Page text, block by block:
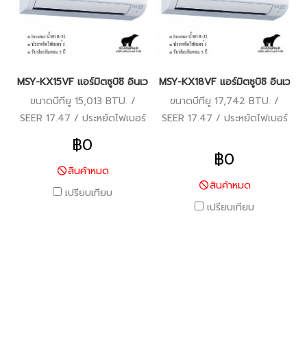
MSY-KX15VF แอร์มิตซูบิชิ อินเวอร์เตอร์ น้ำยา R-32 (MITSUBISHI
ขนาดบีทียู 15,013 BTU. /
SEER 17.47 / ประหยัดไฟเบอร์
5 / รับประกันคอมเพรสเซอร์ 5
ปี / แผงคอยล์เย็นและแผง
คอยล์ร้อน 3 ปี / อะไหล่อื่นๆ 1
ปี / ราคารวมติดตั้งแล้ว*
฿0
สินค้าหมด
เปรียบเทียบ
MSY-KX18VF แอร์มิตซูบิชิ อินเวอร์
ขนาดบีทียู 17,742 BTU. /
SEER 17.47 / ประหยัดไฟเบอร์
ปี / แผงคอยล์เย็นและแผง
คอยล์ร้อน 3 ปี / อะไหล่อื่นๆ 1
ปี / ราคารวมติดตั้งแล้ว*
฿0
สินค้าหมด
เปรียบเทียบ